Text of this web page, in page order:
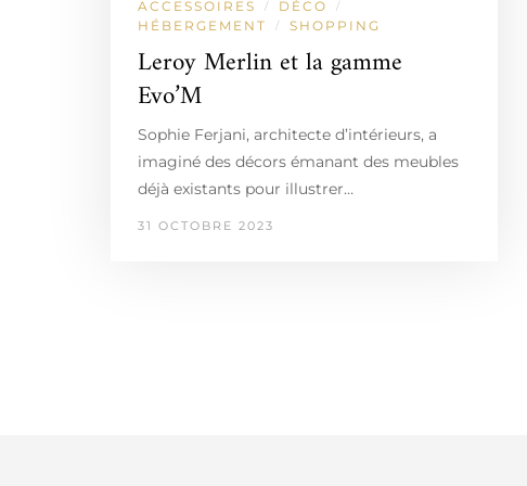
ACCESSOIRES / DÉCO /
HÉBERGEMENT / SHOPPING
Leroy Merlin et la gamme
Evo’M
Sophie Ferjani, architecte d’intérieurs, a
imaginé des décors émanant des meubles
déjà existants pour illustrer…
31 OCTOBRE 2023